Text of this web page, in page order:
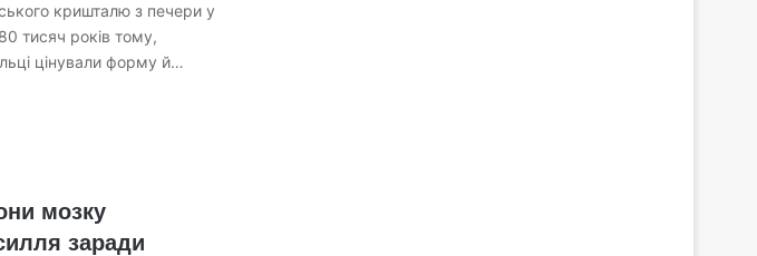
кришталю з печери у
тисяч років тому,
цінували форму й…
мозку
заради